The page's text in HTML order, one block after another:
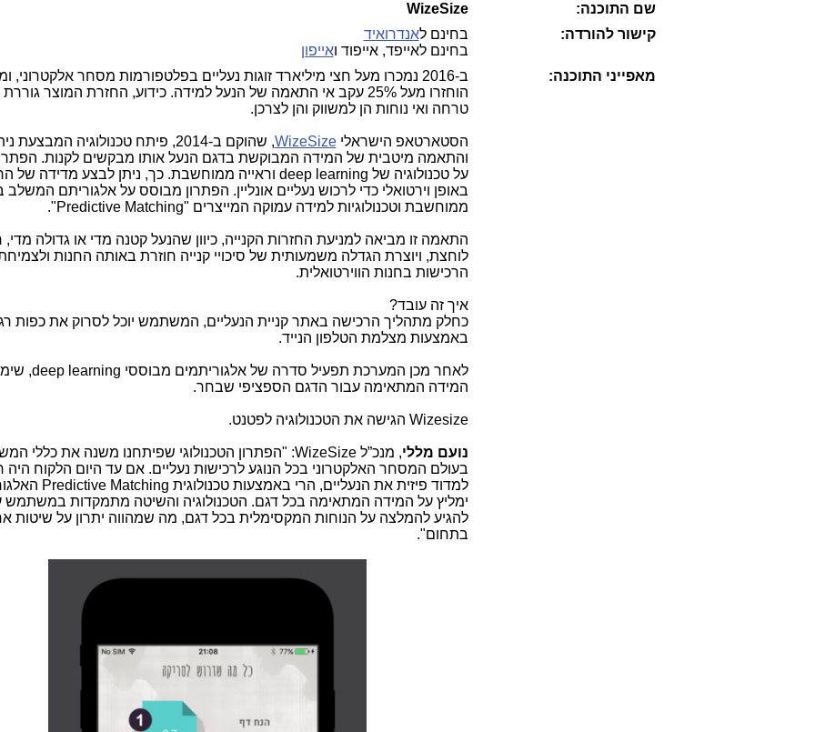
שם התוכנה:
WizeSize
קישור להורדה:
בחינם לאנדרואיד
בחינם לאייפד, אייפוד ואייפון
מאפייני התוכנה:
ב-2016 נמכרו מעל חצי מיליארד זוגות נעליים בפלטפורמות מסחר אלקטרוני,
הוחזרו מעל 25% עקב אי התאמה של הנעל למידה. כידוע, החזרת המוצר
טרחה ואי נוחות הן למשווק והן לצרכן.
הסטארטאפ הישראליWizeSize
, שהוקם ב-2014, פיתח טכנולוגיה המבצעת
והתאמה מיטבית של המידה המבוקשת בדגם הנעל אותו מבקשים לקנות.
על טכנולוגיה של deep learning וראייה ממוחשבת. כך, ניתן לבצע מדידה של
באופן וירטואלי כדי לרכוש נעליים אונליין. הפתרון מבוסס על אלגוריתם המשלב
ממוחשבת וטכנולוגיות למידה עמוקה המייצרים "Predictive Matching
".
התאמה זו מביאה למניעת החזרות הקנייה, כיוון שהנעל קטנה מדי או גדולה
לוחצת, ויוצרת הגדלה משמעותית של סיכויי קנייה חוזרת באותה החנות
הרכישות בחנות הווירטואלית.
איך זה עובד?
כחלק מתהליך הרכישה באתר קניית הנעליים, המשתמש יוכל לסרוק את כפות
באמצעות מצלמת הטלפון הנייד.
לאחר מכן המערכת תפעיל סדרה של אלגוריתמים מבוססי deep learning
,
המידה המתאימה עבור הדגם הספציפי שבחר.
Wizesize הגישה את הטכנולוגיה לפטנט.
נועם מללי, מנכ”לWizeSize: "הפתרון הטכנולוגי שפיתחנו משנה את כללי
בעולם המסחר האלקטרוני בכל הנוגע לרכישות נעליים. אם עד היום הלקוח היה
למדוד פיזית את הנעליים, הרי באמצעות טכנולוגית Predictive Matching
ימליץ על המידה המתאימה בכל דגם. הטכנולוגיה והשיטה מתמקדות במשתמש
להגיע להמלצה על הנוחות המקסימלית בכל דגם, מה שמהווה יתרון על שיטות
בתחום".